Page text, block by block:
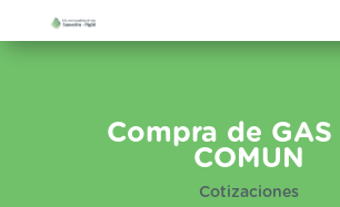
Compra de GAS
COMUN
Cotizaciones